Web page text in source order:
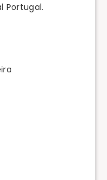
Portugal.